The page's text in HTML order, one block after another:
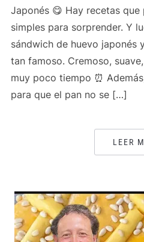
Japonés 😋 Hay recetas que
simples para sorprender. Y
sándwich de huevo japonés
tan famoso. Cremoso,
muy poco tiempo ⏰
para que el pan no se […]
LEER